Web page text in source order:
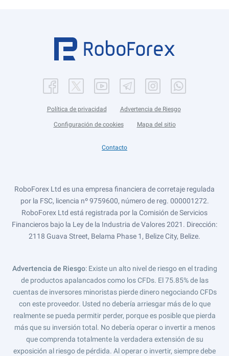
Política de privacidad Advertencia de Riesgo
Configuración de cookies Mapa del sitio
Contacto
RoboForex Ltd es una empresa financiera de corretaje regulada
por la FSC, licencia nº 9759600, número de reg. 000001272.
RoboForex Ltd está registrada por la Comisión de Servicios
Financieros bajo la Ley de la Industria de Valores 2021. Dirección:
2118 Guava Street, Belama Phase 1, Belize City, Belize.
Advertencia de Riesgo: Existe un alto nivel de riesgo en el trading
de productos apalancados como los CFDs. El 75.85% de las
cuentas de inversores minoristas pierde dinero negociando CFDs
con este proveedor. Usted no debería arriesgar más de lo que
realmente se pueda permitir perder, porque es posible que pierda
más que su inversión total. No debería operar o invertir a menos
que comprenda totalmente la verdadera extensión de su
exposición al riesgo de pérdida. Al operar o invertir, siempre debe